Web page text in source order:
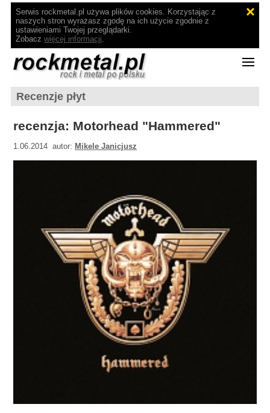
Serwis rockmetal.pl używa plików cookies. Korzystając z
naszych stron wyrażasz zgodę na ich użycie zgodnie z
ustawieniami Twojej przeglądarki.
Zobacz więcej informacji.
Recenzje płyt
recenzja: Motorhead "Hammered"
1.06.2014 autor: Mikele Janicjusz